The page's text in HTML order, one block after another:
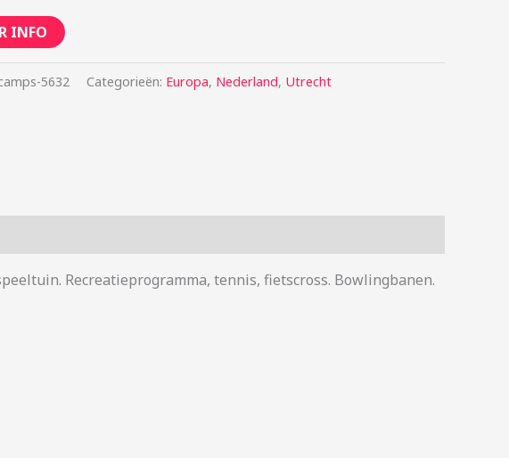
INFO
5632 Categorieën: Europa, Nederland, Utrecht
Recreatieprogramma, tennis, fietscross. Bowlingbanen.